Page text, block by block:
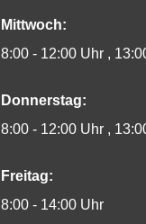
Mittwoch:
8:00 - 12:00 Uhr
Donnerstag:
8:00 - 12:00 Uhr
Freitag:
8:00 - 14:00 Uhr